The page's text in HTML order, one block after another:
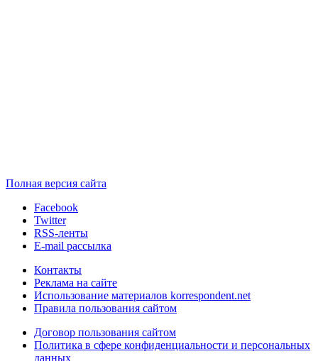
Полная версия сайта
Facebook
Twitter
RSS-ленты
E-mail рассылка
Контакты
Реклама на сайте
Использование материалов korrespondent.net
Правила пользования сайтом
Договор пользования сайтом
Политика в сфере конфиденциальности и персональных
данных